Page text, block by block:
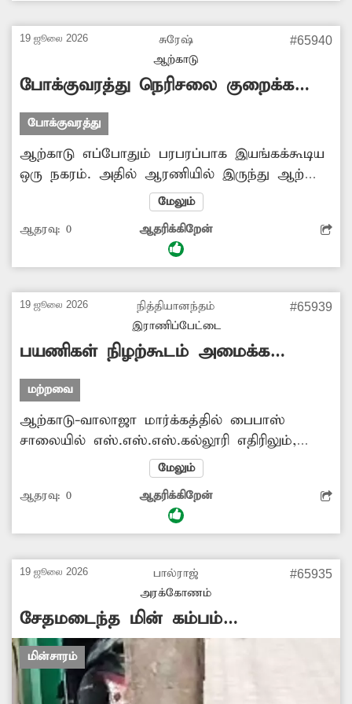
சுவரொட்டிகளை அகற்றி சீரமைக்க வேண்டும்.
அத்துடன் அரசு கட்டிடங்களில் சுவரொட்டிகளை
ஒட்ட தடை விதிக்க வேண்டும். -சுந்தரவேல்,
அரக்கோணம்.
19 ஜூலை 2026
சுரேஷ்
ஆற்காடு
#65940
போக்குவரத்து நெரிசலை குறைக்க
நடவடிக்கை
போக்குவரத்து
ஆற்காடு எப்போதும் பரபரப்பாக இயங்கக்கூடிய
ஒரு நகரம். அதில் ஆரணியில் இருந்து ஆற்காடு
வரும் சாலை பஜார் பகுதி எப்போதும் கூட்ட
நெரிசல் காணப்படும். இதை குறைக்க பஜார்
பகுதியை ஒட்டி உள்ள பொதுப்பணித்துறைக்கு
சொந்தமான கால்வாய் முதல் புதிய வேலூர்
முறையில் சிமெண்டு சிலாப் அமைத்து இரு
சக்கர, நான்கு சக்கர வாகனங்கள் செல்ல
வழிவகை செய்தால் போக்குவரத்து நெரிசல்
வெகுவாக குறையும். இதுகுறித்து சம்பந்தப்பட்ட
அதிகாரிகள் நடவடிக்கை எடுப்பார்களா? -சுரேஷ்,
ஆற்காடு.
மேலும்
ஆதரவு: 0 ஆதரிக்கிறேன்
19 ஜூலை 2026
நித்தியானந்தம்
இராணிப்பேட்டை
#65939
பயணிகள் நிழற்கூடம் அமைக்க
வேண்டும்
மற்றவை
ஆற்காடு-வாலாஜா மார்க்கத்தில் பைபாஸ்
சாலையில் எஸ்.எஸ்.எஸ்.கல்லூரி எதிரிலும்,
அந்தக் கல்லூரிக்கு அருகிலும் பஸ் நிறுத்தங்கள்
உள்ளன. அங்கு பயணிகள் நிழற்கூட வசதி
இல்லை. பயணிகள், கல்லூரி மாணவ-
மாணவிகள், உள்ளூர், வெளியூர் பயணிகள்
அந்தக் கல்லூரியின் அருகிலும், எதிரிலும்
நிழற்கூடம் கட்ட அதிகாரிகள் நடவடிக்கை எடுக்க
வேண்டும். -நித்தியானந்தம், காரை.
மேலும்
ஆதரவு: 0 ஆதரிக்கிறேன்
19 ஜூலை 2026
பால்ராஜ்
அரக்கோணம்
#65935
சேதமடைந்த மின் கம்பம்
மாற்றப்படுமா?
மின்சாரம்